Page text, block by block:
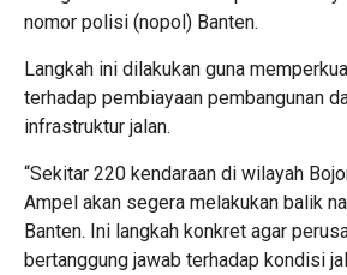
nomor polisi (nopol) Banten.
Langkah ini dilakukan guna
terhadap pembiayaan pembangunan
infrastruktur jalan.
“Sekitar 220 kendaraan di wilayah
Ampel akan segera melakukan balik
Banten. Ini langkah konkret agar
bertanggung jawab terhadap kondisi